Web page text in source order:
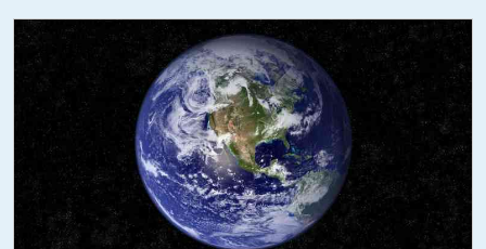
victimisation face à la dite « fake news » de Sputnik et Russia
Today, alors qu’il n’y avait juridiquement qu’une transmission,
volontaire certes mais maladroite, de propos de tiers (qui eux
n’ont à aucun moment été désignés ou menacés), et bien, vos
journalistes ont relayé les plaintes menaçantes du candidat
Emmanuel Macron et l’ont défendu dans le concert habituel
russophobe.
Bref, ils ont joué avec le feu et s’ils sont brûlés, à eux de changer
réellement, ce qu’ils ne font pas (et peu de chances qu’ils le